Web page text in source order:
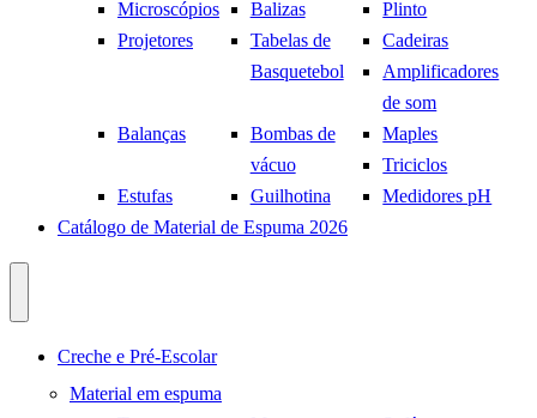
Microscópios Balizas
Plinto
Projetores
Tabelas de
Basquetebol
Cadeiras
Amplificadores
de som
Balanças
Bombas de
vácuo
Maples
Triciclos
Estufas
Guilhotina
Medidores pH
Catálogo de Material de Espuma 2026
Creche e Pré-Escolar
Material em espuma